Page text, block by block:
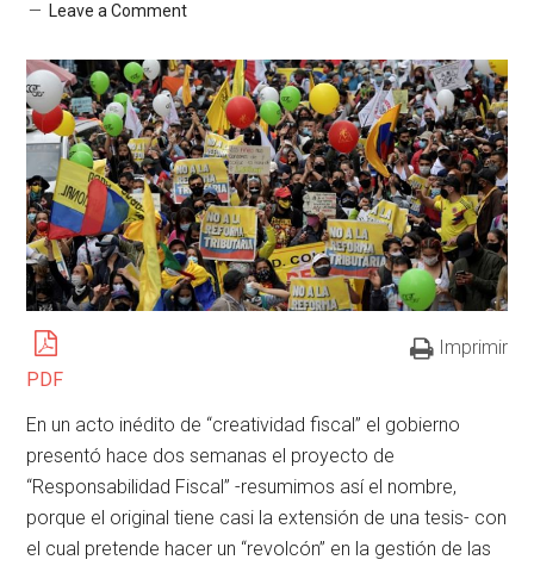
Leave a Comment
PDF
Imprimir
En un acto inédito de “creatividad fiscal” el gobierno
presentó hace dos semanas el proyecto de
“Responsabilidad Fiscal” -resumimos así el nombre,
porque el original tiene casi la extensión de una tesis- con
el cual pretende hacer un “revolcón” en la gestión de las